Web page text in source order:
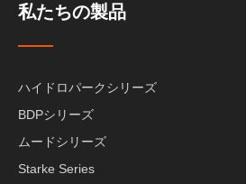
私たちの製品
ハイドロパークシリーズ
BDPシリーズ
ムードシリーズ
Starke Series